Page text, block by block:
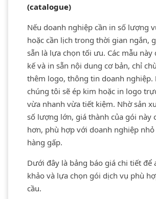
(catalogue)
Nếu doanh nghiệp cần in số lượng
hoặc cần lịch trong thời gian ngắn,
sẵn là lựa chọn tối ưu. Các mẫu
kế và in sẵn nội dung cơ bản, chỉ
thêm logo, thông tin doanh nghiệp.
chúng tôi sẽ ép kim hoặc in logo
vừa nhanh vừa tiết kiệm. Nhờ sản
số lượng lớn, giá thành của gói này
hơn, phù hợp với doanh nghiệp nhỏ
hàng gấp.
Dưới đây là bảng báo giá chi tiết để
khảo và lựa chọn gói dịch vụ phù
cầu.